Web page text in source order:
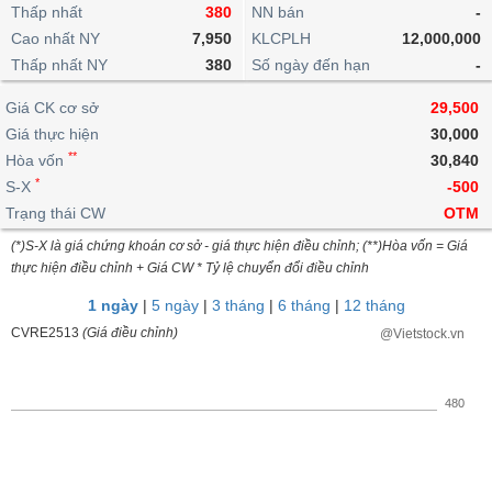
lỗ
dịch
nội
Niên
giám
Tài
liệu
cổ
Định
giá
ngoài
doanh
Top
cổ
phiếu
ngành
dịch
Chứng
quyền
quan
Thống
giao
dịch
Thống
giao
dịch
Tin
tức
Phân
tích
kỹ
thuật
trực
tuyến
Bộ
lọc
cổ
So
Vĩ
mô
lai
Chứng
quyền
Trái
phiếu
IR
Awards
tạo
Dịch
vụ
Thấp nhất
380
Cao nhất NY
7,950
Thấp nhất NY
380
NN bán
-
KLCPLH
12,000,000
Số ngày đến hạn
-
Giá CK cơ sở
29,500
Giá thực hiện
30,000
Hòa vốn **
30,840
S-X *
-500
Trạng thái CW
OTM
(*)S-X là giá chứng khoán cơ sở - giá thực hiện điều chỉnh; (**)Hòa vốn = Giá
thực hiện điều chỉnh + Giá CW * Tỷ lệ chuyển đổi điều chỉnh
1 ngày| 5 ngày| 3 tháng | 6 tháng | 12 tháng
CVRE2513 (Giá điều chỉnh) @Vietstock.vn
480
BẤT
ĐỘNG
SẢN
TÀI
CHÍNH
HÀNG